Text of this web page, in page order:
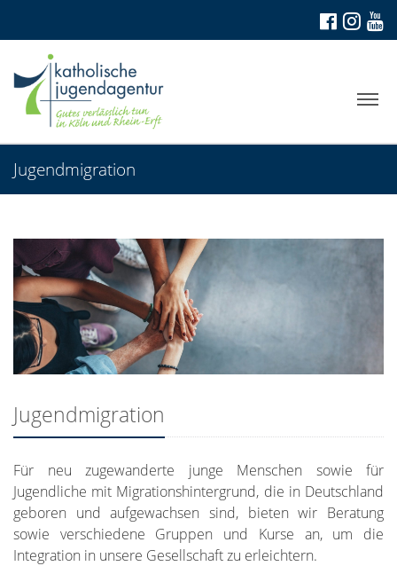
Jugendmigration
Jugendmigration
Für neu zugewanderte junge Menschen sowie für
Jugendliche mit Migrationshintergrund, die in Deutschland
geboren und aufgewachsen sind, bieten wir Beratung
sowie verschiedene Gruppen und Kurse an, um die
Integration in unsere Gesellschaft zu erleichtern.